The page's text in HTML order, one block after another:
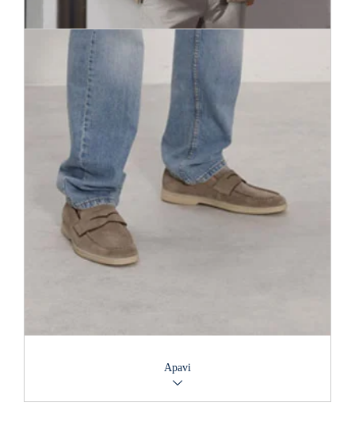
Klasisks pavadonis, kas nekad neiziet no modes. Āda ikvienu
apģērbu padara ērtu un stilīgu.
Apavi